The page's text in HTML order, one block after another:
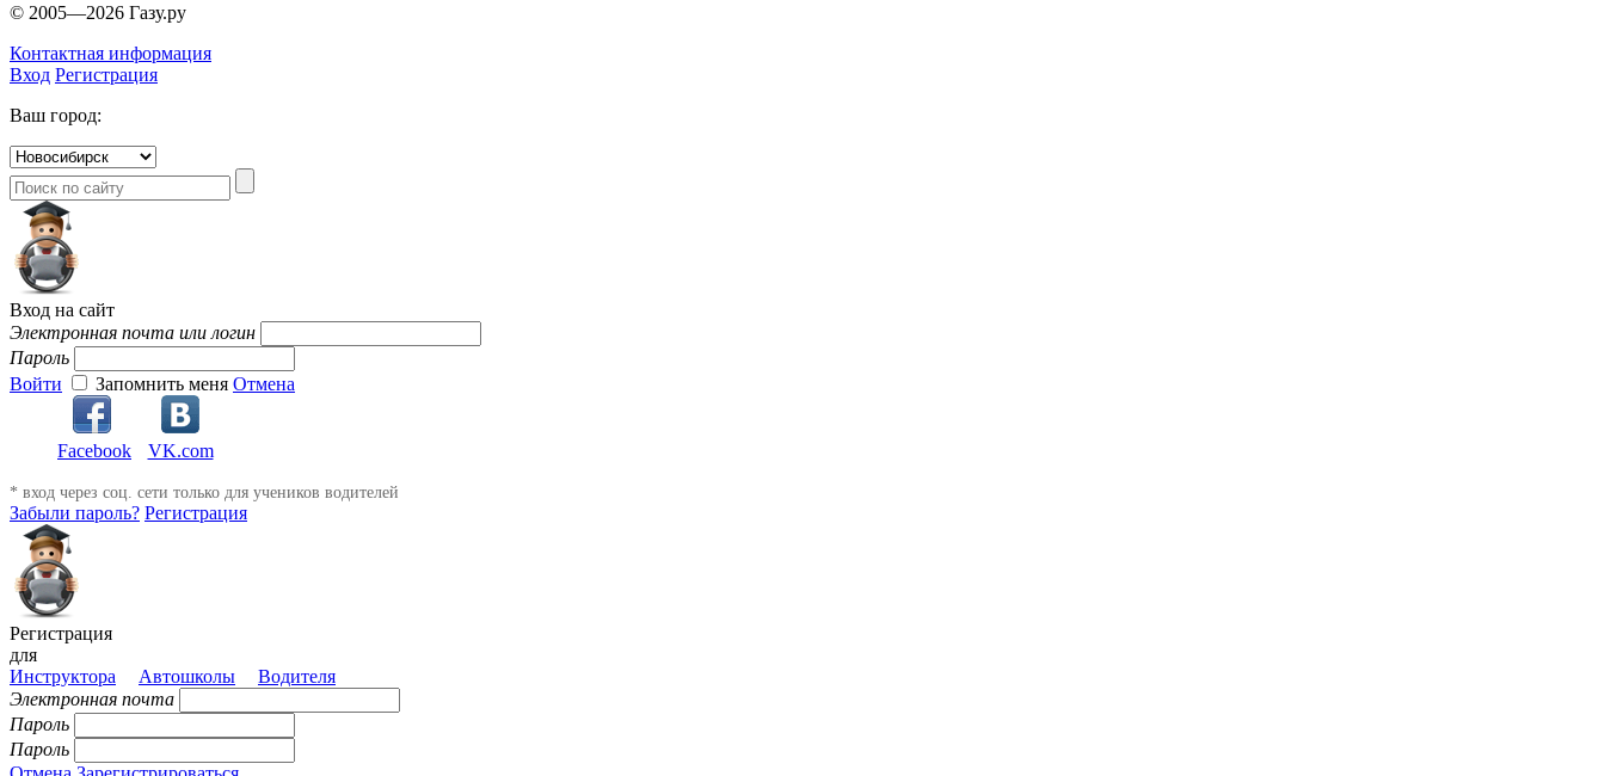
© 2005—2026 Газу.ру
Контактная информация
Вход Регистрация
Ваш город:
Вход на сайт
Электронная почта или логин
Пароль
Войти
Запомнить меня Отмена
Facebook VK.com
* вход через соц. сети только для учеников водителей
Забыли пароль? Регистрация
Регистрация
для
Инструктора
Автошколы
Водителя
Электронная почта
Пароль
Пароль